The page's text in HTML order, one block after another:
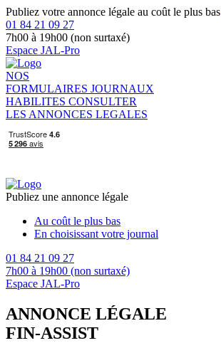
Publiez votre annonce légale au coût le plus bas
01 84 21 09 27
7h00 à 19h00 (non surtaxé)
Espace JAL-Pro
NOS
FORMULAIRES JOURNAUX
HABILITES CONSULTER
LES ANNONCES LEGALES
Publiez une annonce légale
Au coût le plus bas
En choisissant votre journal
01 84 21 09 27
7h00 à 19h00 (non surtaxé)
Espace JAL-Pro
ANNONCE LÉGALE
FIN-ASSIST